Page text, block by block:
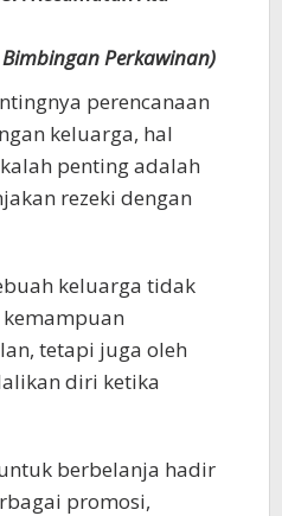
Perkawinan)
perencanaan
keluarga, hal
penting adalah
rezeki dengan
keluarga tidak
tetapi juga oleh
diri ketika
berbelanja hadir
promosi,